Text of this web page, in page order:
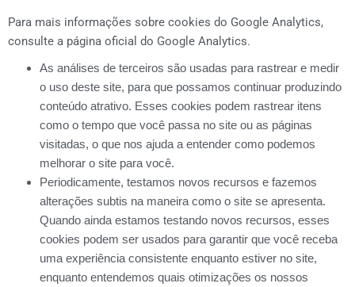
Para mais informações sobre cookies do Google Analytics,
consulte a página oficial do Google Analytics.
As análises de terceiros são usadas para rastrear e medir
o uso deste site, para que possamos continuar produzindo
conteúdo atrativo. Esses cookies podem rastrear itens
como o tempo que você passa no site ou as páginas
visitadas, o que nos ajuda a entender como podemos
melhorar o site para você.
Periodicamente, testamos novos recursos e fazemos
alterações subtis na maneira como o site se apresenta.
Quando ainda estamos testando novos recursos, esses
cookies podem ser usados ​​para garantir que você receba
uma experiência consistente enquanto estiver no site,
enquanto entendemos quais otimizações os nossos